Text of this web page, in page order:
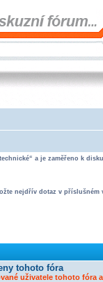
a je zaměřeno k
nejdřív dotaz v příslušném
tohoto fóra
uživatele tohoto fóra